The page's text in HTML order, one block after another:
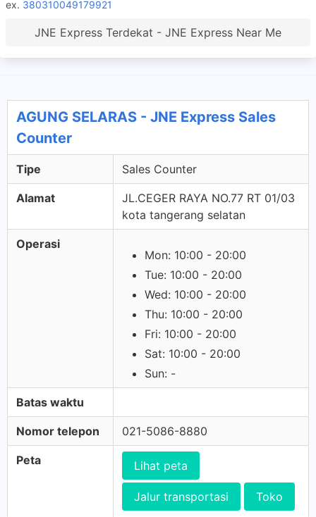
ex. 380310049179921
JNE Express Terdekat - JNE Express Near Me
AGUNG SELARAS - JNE Express Sales
Counter
Tipe Sales Counter
Alamat
JL.CEGER RAYA NO.77 RT 01/03
kota tangerang selatan
Operasi
Mon: 10:00 - 20:00
Tue: 10:00 - 20:00
Wed: 10:00 - 20:00
Thu: 10:00 - 20:00
Fri: 10:00 - 20:00
Sat: 10:00 - 20:00
Sun: -
Batas waktu
Nomor telepon 021-5086-8880
Peta Lihat peta
Jalur transportasi Toko